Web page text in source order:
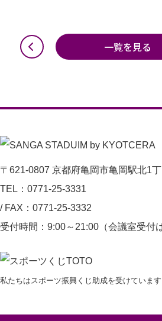
リ
グ
19
節
京
サ
ン
F.C.vs.
一覧を見る
〒621-0807 京都府亀岡市亀岡駅北1
TEL：0771-25-3331
/ FAX：0771-25-3332
受付時間：9:00～21:00（会議室受付
私たちはスポーツ振興くじ助成を受けています